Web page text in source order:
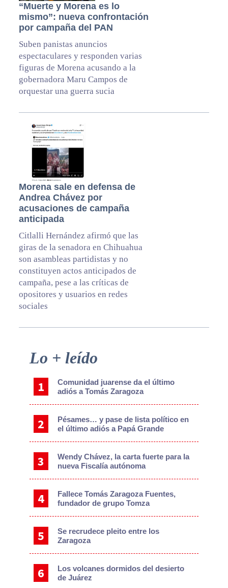
“Muerte y Morena es lo
mismo”: nueva confrontación
por campaña del PAN
Suben panistas anuncios
espectaculares y responden varias
figuras de Morena acusando a la
gobernadora Maru Campos de
orquestar una guerra sucia
Morena sale en defensa de
Andrea Chávez por
acusaciones de campaña
anticipada
Citlalli Hernández afirmó que las
giras de la senadora en Chihuahua
son asambleas partidistas y no
constituyen actos anticipados de
campaña, pese a las críticas de
opositores y usuarios en redes
sociales
Primary
Sidebar
Lo + leído
Comunidad juarense da el último
adiós a Tomás Zaragoza
Pésames… y pase de lista político en
el último adiós a Papá Grande
Wendy Chávez, la carta fuerte para la
nueva Fiscalía autónoma
Fallece Tomás Zaragoza Fuentes,
fundador de grupo Tomza
Se recrudece pleito entre los
Zaragoza
Los volcanes dormidos del desierto
de Juárez